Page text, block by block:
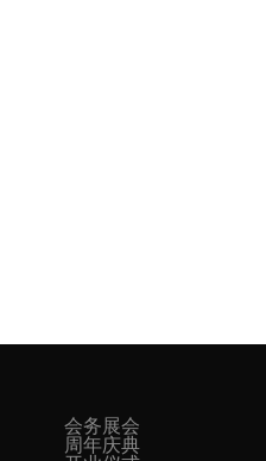
会务展会
周年庆典